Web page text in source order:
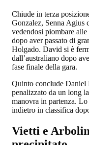
Chiude in terza
Gonzalez, Senna Agius
vedendosi piombare
dopo aver passato di
Holgado. David si è
dall’australiano dopo
fase finale della gara.
Quinto conclude Daniel
penalizzato da un long
manovra in partenza.
indietro in classifica
Vietti e